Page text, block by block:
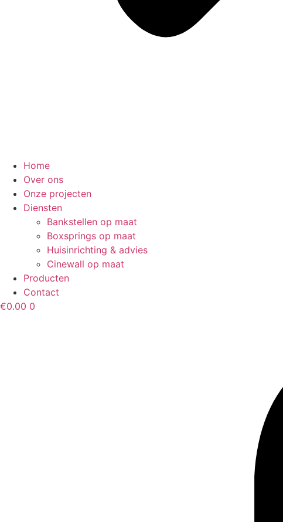
Home
Over ons
Onze projecten
Diensten
Bankstellen op maat
Boxsprings op maat
Huisinrichting & advies
Cinewall op maat
Producten
Contact
€0.00 0